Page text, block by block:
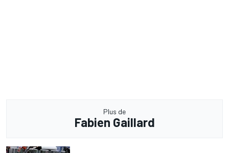
Plus de
Fabien Gaillard